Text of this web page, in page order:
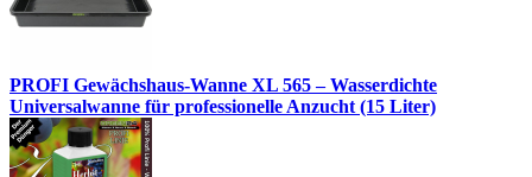
PROFI Gewächshaus-Wanne XL 565 – Wasserdichte
Universalwanne für professionelle Anzucht (15 Liter)